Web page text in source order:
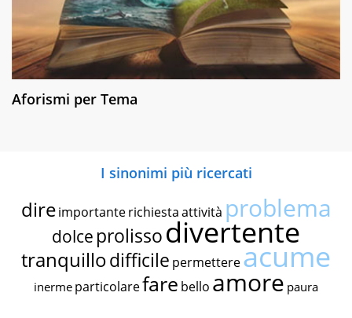
Aforismi per Tema
I sinonimi più ricercati
dire importante richiestaattività problema
dolce prolissodivertente
tranquillodifficile permettereacume
inerme particolarefare bello amore paura